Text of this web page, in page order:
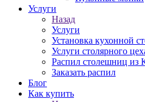
Услуги
Назад
Услуги
Установка кухонной
Услуги столярного
Распил столешниц из
Заказать распил
Блог
Как купить